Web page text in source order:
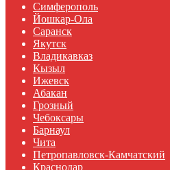
Симферополь
Йошкар-Ола
Саранск
Якутск
Владикавказ
Кызыл
Ижевск
Абакан
Грозный
Чебоксары
Барнаул
Чита
Петропавловск-Камчатский
Краснодар